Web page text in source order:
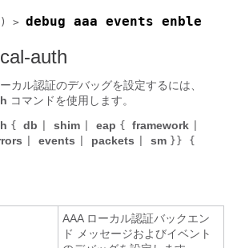
> debug aaa events enble
auth
カル認証のデバッグを設定するには、
コマンドを使用します。
{ db shim eap { framework
events packets sm }} {
AAA ローカル認証バックエン
ド メッセージおよびイベント